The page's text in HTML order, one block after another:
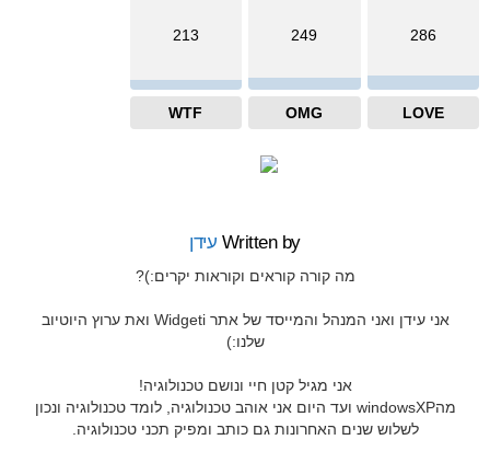
286
LOVE
249
OMG
213
WTF
Written by עידן
מה קורה קוראים וקוראות יקרים:)?
אני עידן ואני המנהל והמייסד של אתר Widgeti ואת ערוץ היוטיוב
שלנו:)
אני מגיל קטן חיי ונושם טכנולוגיה!
מהwindowsXP ועד היום אני אוהב טכנולוגיה, לומד טכנולוגיה ונכון
לשלוש שנים האחרונות גם כותב ומפיק תכני טכנולוגיה.